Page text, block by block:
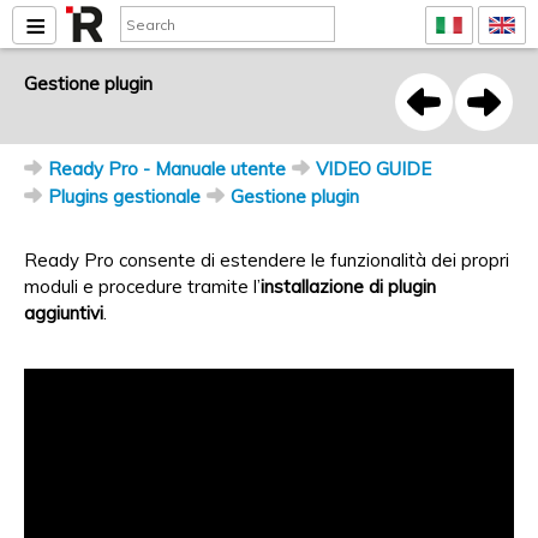
Gestione plugin
Ready Pro - Manuale utente
VIDEO GUIDE
Plugins gestionale
Gestione plugin
Ready Pro consente di estendere le funzionalità dei propri
moduli e procedure tramite l’installazione di plugin
aggiuntivi.